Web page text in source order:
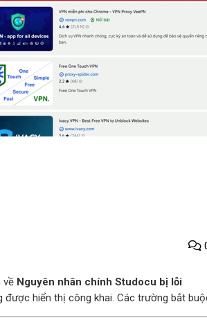
về Nguyên nhân chính Studocu bị lỗi
được hiển thị công khai. Các trường bắt